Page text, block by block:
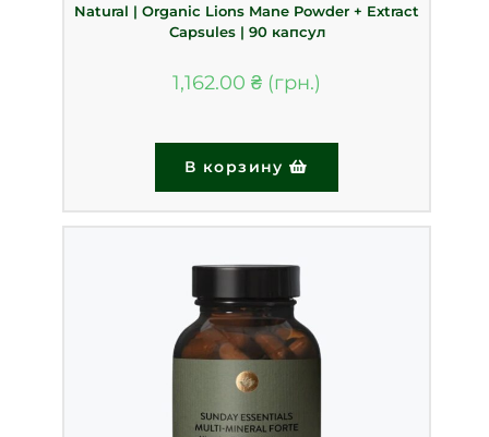
Natural | Organic Lions Mane Powder + Extract
Capsules | 90 капсул
1,162.00 ₴
В корзину